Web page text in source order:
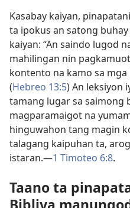
Kasabay kaiyan,
ta ipokus an satong
kaiyan: “An saindo lugod
mahilingan nin
kontento na kamo sa mga
(Hebreo 13:5) An leksiyon
tamang lugar sa saimong
magparamaigot na
hinguwahon tang magin
talagang kaipuhan ta,
istaran.—1 Timoteo 6:8.
Taano ta